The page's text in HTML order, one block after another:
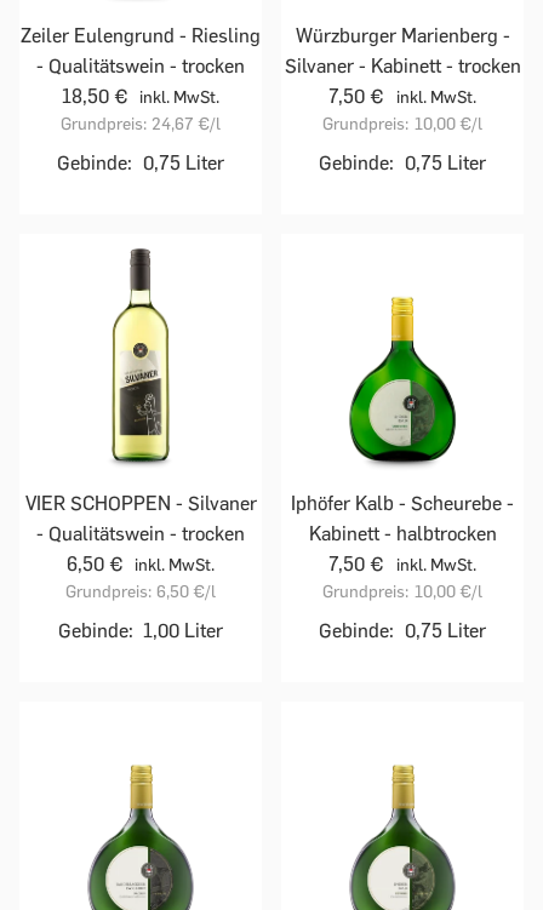
Zeiler Eulengrund - Riesling
- Qualitätswein - trocken
18,50 €
inkl. MwSt.
Grundpreis: 24,67 €/l
Gebinde: 0,75 Liter
Würzburger Marienberg -
Silvaner - Kabinett - trocken
7,50 €
inkl. MwSt.
Grundpreis: 10,00 €/l
Gebinde: 0,75 Liter
VIER SCHOPPEN - Silvaner
- Qualitätswein - trocken
6,50 €
inkl. MwSt.
Grundpreis: 6,50 €/l
Gebinde: 1,00 Liter
Iphöfer Kalb - Scheurebe -
Kabinett - halbtrocken
7,50 €
inkl. MwSt.
Grundpreis: 10,00 €/l
Gebinde: 0,75 Liter